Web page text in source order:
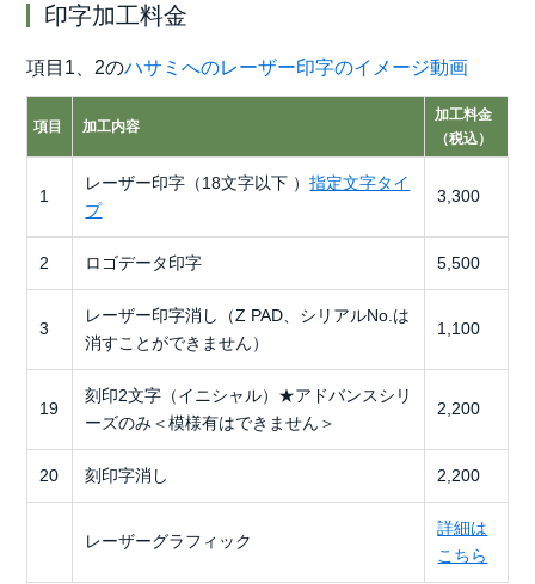
印字加工料金
項目1、2のハサミへのレーザー印字のイメージ動画
項目 加工内容
加工料金
（税込）
1
レーザー印字（18文字以下 ）指定文字タイ
プ
3,300
2 ロゴデータ印字 5,500
3
レーザー印字消し（Z PAD、シリアルNo.は
消すことができません）
1,100
19
刻印2文字（イニシャル）★アドバンスシリ
ーズのみ＜模様有はできません＞
2,200
20 刻印字消し 2,200
レーザーグラフィック
詳細は
こちら